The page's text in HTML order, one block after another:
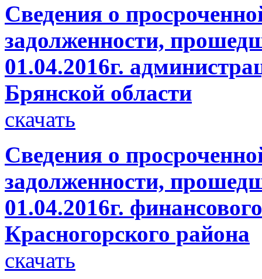
Сведения о
задолженности,
01.04.2016г.
Брянской области
скачать
Сведения о
задолженности,
01.04.2016г.
Красногорского района
скачать